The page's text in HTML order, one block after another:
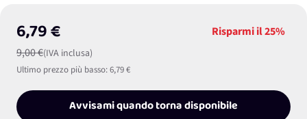
6,79 €
9,00 €(IVA inclusa)
Risparmi il25%
Ultimo prezzo più basso:6,79 €
Avvisami quando torna disponibile